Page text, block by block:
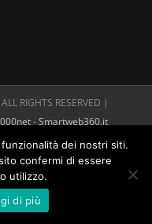
RIGHTS RESERVED |
- Smartweb360.it
dei nostri siti.
confermi di essere
utilizzo.
di più